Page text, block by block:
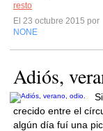
resto
El 23 octubre 2015 por
NONE
Adiós,
crecido entre el
algún día fuí una